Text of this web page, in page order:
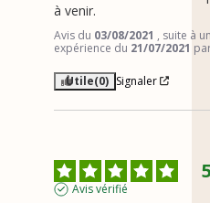
à venir.
Avis du 03/08/2021 , suite à
expérience du 21/07/2021
Utile(0) Signaler
Avis vérifié